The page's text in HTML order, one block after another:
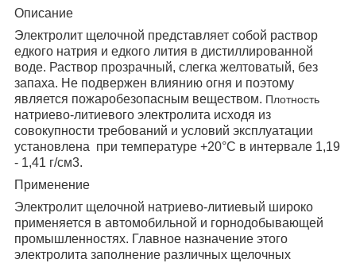
Описание
Электролит щелочной представляет собой раствор
едкого натрия и едкого лития в дистиллированной
воде. Раствор прозрачный, слегка желтоватый, без
запаха. Не подвержен влиянию огня и поэтому
является пожаробезопасным веществом. Плотность
натриево-литиевого электролита исходя из
совокупности требований и условий эксплуатации
установлена при температуре +20°С в интервале 1,19
- 1,41 г/см3.
Применение
Электролит щелочной натриево-литиевый широко
применяется в автомобильной и горнодобывающей
промышленностях. Главное назначение этого
электролита заполнение различных щелочных